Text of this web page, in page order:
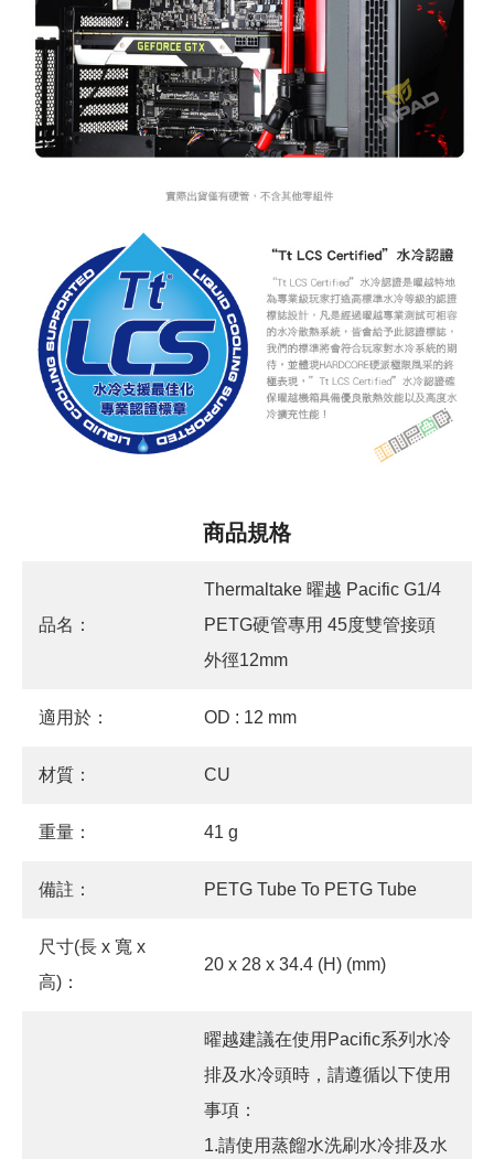
商品規格
品名：
Thermaltake 曜越 Pacific G1/4
PETG硬管專用 45度雙管接頭
外徑12mm
適用於： OD : 12 mm
材質： CU
重量： 41 g
備註： PETG Tube To PETG Tube
尺寸(長 x 寬 x
高)：
20 x 28 x 34.4 (H) (mm)
曜越建議在使用Pacific系列水冷
排及水冷頭時，請遵循以下使用
事項：
1.請使用蒸餾水洗刷水冷排及水